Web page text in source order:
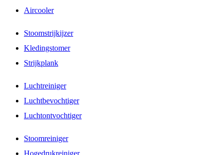
Aircooler
Stoomstrijkijzer
Kledingstomer
Strijkplank
Luchtreiniger
Luchtbevochtiger
Luchtontvochtiger
Stoomreiniger
Hogedrukreiniger